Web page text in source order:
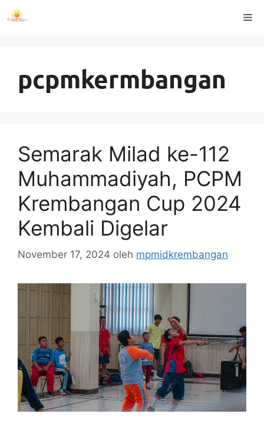
Langsung
ke
pcpmkermbangan
Semarak Milad ke-112
Muhammadiyah, PCPM
Krembangan Cup 2024
Kembali Digelar
November 17, 2024 oleh mpmidkrembangan